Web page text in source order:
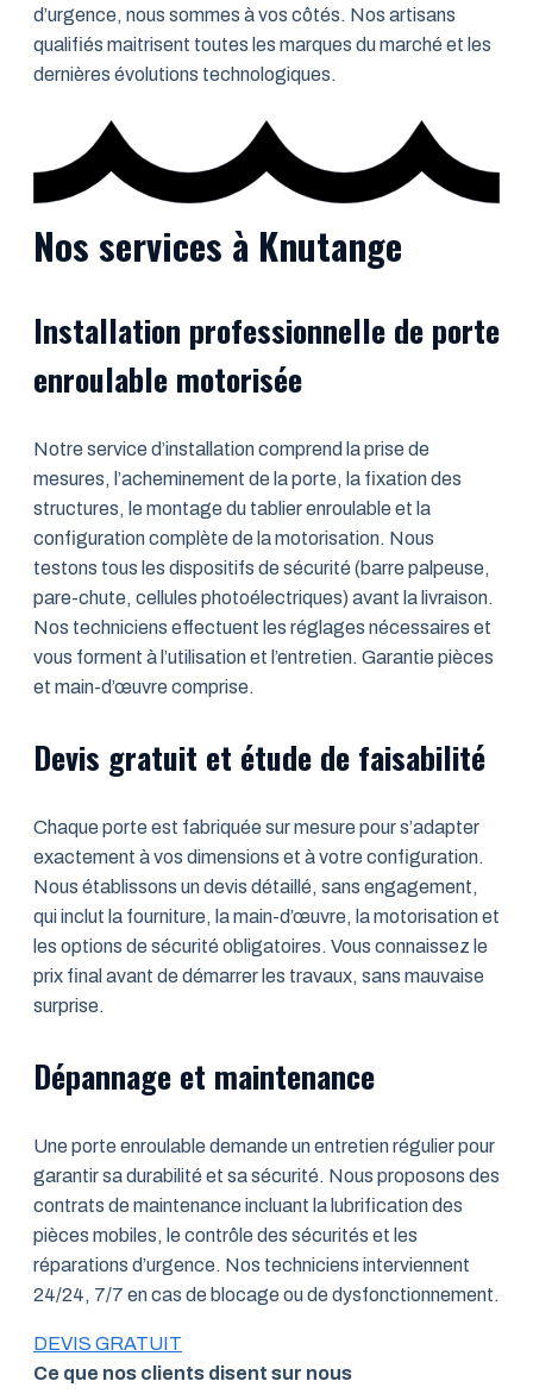
d’urgence, nous sommes à vos côtés. Nos artisans
qualifiés maitrisent toutes les marques du marché et les
dernières évolutions technologiques.
Nos services à Knutange
Installation professionnelle de porte
enroulable motorisée
Notre service d’installation comprend la prise de
mesures, l’acheminement de la porte, la fixation des
structures, le montage du tablier enroulable et la
configuration complète de la motorisation. Nous
testons tous les dispositifs de sécurité (barre palpeuse,
pare-chute, cellules photoélectriques) avant la livraison.
Nos techniciens effectuent les réglages nécessaires et
vous forment à l’utilisation et l’entretien. Garantie pièces
et main-d’œuvre comprise.
Devis gratuit et étude de faisabilité
Chaque porte est fabriquée sur mesure pour s’adapter
exactement à vos dimensions et à votre configuration.
Nous établissons un devis détaillé, sans engagement,
qui inclut la fourniture, la main-d’œuvre, la motorisation et
les options de sécurité obligatoires. Vous connaissez le
prix final avant de démarrer les travaux, sans mauvaise
surprise.
Dépannage et maintenance
Une porte enroulable demande un entretien régulier pour
garantir sa durabilité et sa sécurité. Nous proposons des
contrats de maintenance incluant la lubrification des
pièces mobiles, le contrôle des sécurités et les
réparations d’urgence. Nos techniciens interviennent
24/24, 7/7 en cas de blocage ou de dysfonctionnement.
DEVIS GRATUIT
Ce que nos clients disent sur nous